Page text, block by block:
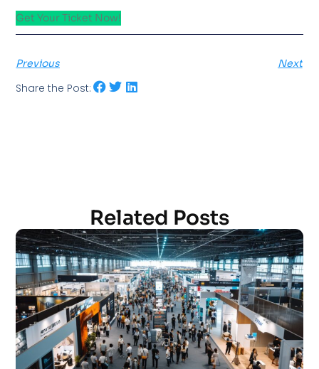
Get Your Ticket Now!
Previous Next
Share the Post:
Related Posts